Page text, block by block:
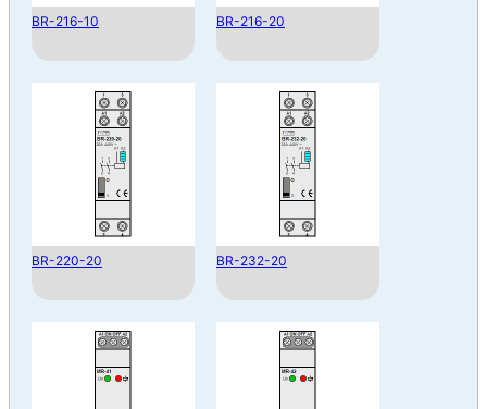
BR-216-10 BR-216-20
BR-220-20 BR-232-20